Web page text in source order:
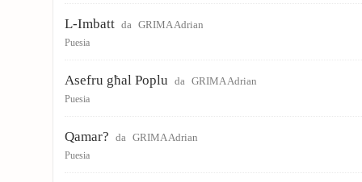
L-Imbatt da GRIMA Adrian
Puesia
Asefru għal Poplu da GRIMA Adrian
Puesia
Qamar? da GRIMA Adrian
Puesia